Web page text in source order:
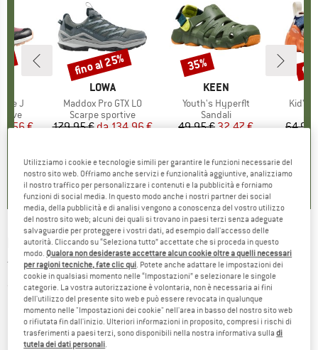
J
ridotto
€
MARCHIO
LOWA
Articolo
Maddox Pro GTX LO
Gruppo di prodotti
Scarpe sportive
Prezzo
179,95 € Prezzo ridotto
da 134,96 €
4,4(11)
Sconto
fino al 25%
MARCHIO
KEEN
Articolo
Youth's Hyperflt
Gruppo di prodotti
Sandali
Prezzo
49,95 € Prezzo ridotto
32,47 €
0,0( 0)
Sconto
35%
Kid's
64,95
KEEN -Kid's Tread Rover WP - Scarpe per il
tempo libero
(0)
Utilizziamo i cookie e tecnologie simili per garantire le funzioni necessarie del
nostro sito web. Offriamo anche servizi e funzionalità aggiuntive, analizziamo
il nostro traffico per personalizzare i contenuti e la pubblicità e forniamo
funzioni di social media. In questo modo anche i nostri partner dei social
media, della pubblicità e di analisi vengono a conoscenza del vostro utilizzo
del nostro sito web; alcuni dei quali si trovano in paesi terzi senza adeguate
salvaguardie per proteggere i vostri dati, ad esempio dall'accesso delle
autorità. Cliccando su “Seleziona tutto” accettate che si proceda in questo
modo. Qualora non desideraste accettare alcun cookie oltre a quelli necessari
per ragioni tecniche, fate clic qui . Potete anche adattare le impostazioni dei
cookie in qualsiasi momento nelle “Impostazioni” e selezionare le singole
categorie. La vostra autorizzazione è volontaria, non è necessaria ai fini
dell'utilizzo del presente sito web e può essere revocata in qualunque
momento nelle "Impostazioni dei cookie" nell'area in basso del nostro sito web
o rifiutata fin dall'inizio. Ulteriori informazioni in proposito, compresi i rischi di
trasferimenti a paesi terzi, sono disponibili nella nostra informativa sulladi
tutela dei dati personali